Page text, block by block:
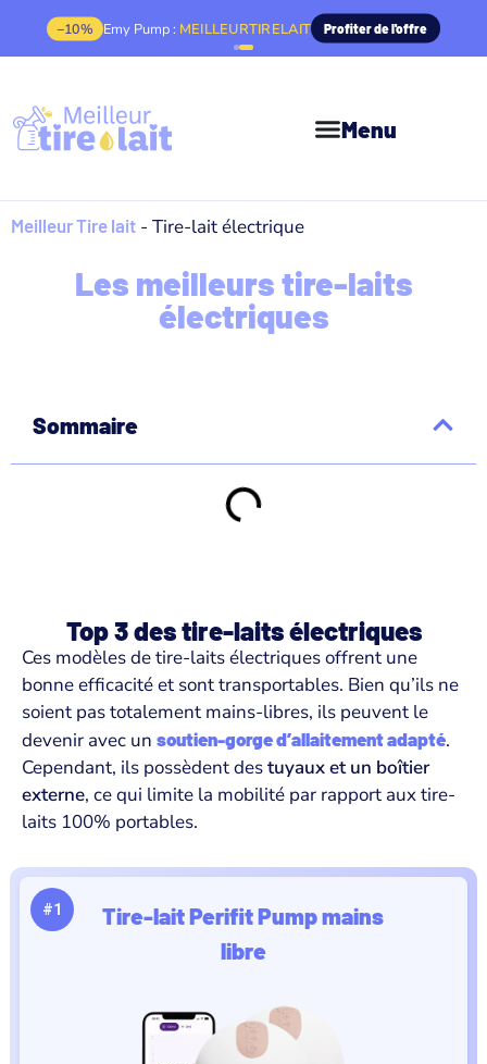
−10% Emy Pump : MEILLEURTIRELAIT Profiter de l'offre
Menu
Meilleur Tire lait - Tire-lait électrique
Les meilleurs tire-laits
électriques
Sommaire
Top 3 des tire-laits électriques
Ces modèles de tire-laits électriques offrent une
bonne efficacité et sont transportables. Bien qu’ils ne
soient pas totalement mains-libres, ils peuvent le
devenir avec un soutien-gorge d’allaitement adapté.
Cependant, ils possèdent destuyaux et un boîtier
externe, ce qui limite la mobilité par rapport aux tire-
laits 100% portables.
#1
Tire-lait Perifit Pump mains
libre